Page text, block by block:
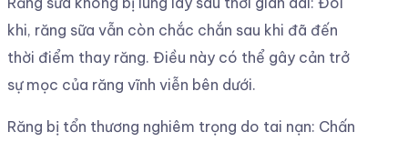
khi, răng sữa vẫn còn chắc chắn sau khi đã đến
thời điểm thay răng. Điều này có thể gây cản trở
sự mọc của răng vĩnh viễn bên dưới.
Răng bị tổn thương nghiêm trọng do tai nạn: Chấn